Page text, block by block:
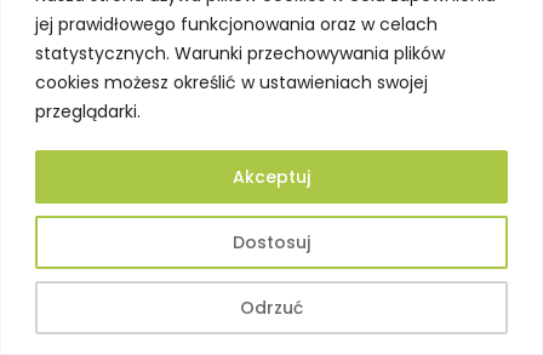
jej prawidłowego funkcjonowania oraz w celach
statystycznych. Warunki przechowywania plików
cookies możesz określić w ustawieniach swojej
przeglądarki.
Dostosuj
Odrzuć
Akceptuj
identyfikacji i rozmieszczenia na powierzchni obrazu
niektórych pigmentów i barwników.
Informacje zarejestrowane przy pomocy kamery
hiperspektralnej wskazywały na rozkład
pierwiastków na całej powierzchni badanego obrazu.
Na podstawie otrzymanych danych określono
zakres występowania pigmentów użytych do
namalowania poszczególnych partii portretu.
Potwierdzono występowanie pięciu różnych
materiałów barwiących, których obecność wynikała
z wcześniejszych analiz nieniszczących. Ustalono ich